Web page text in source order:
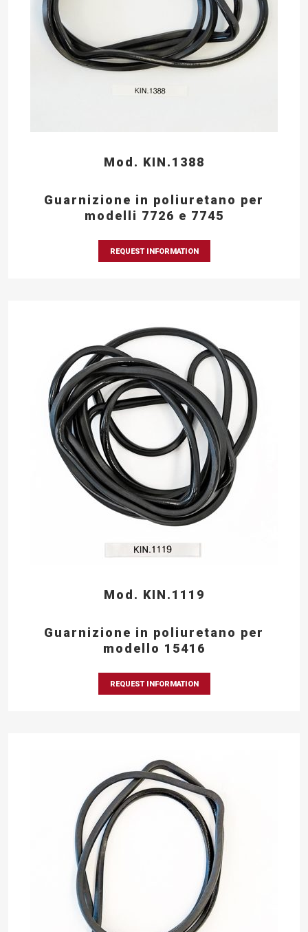
Mod. KIN.1388
Guarnizione in poliuretano per
modelli 7726 e 7745
REQUEST INFORMATION
Mod. KIN.1119
Guarnizione in poliuretano per
modello 15416
REQUEST INFORMATION